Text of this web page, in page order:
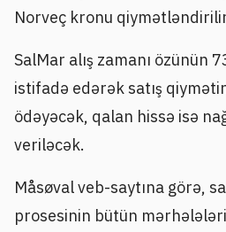
Norveç kronu
SalMar alış zamanı özünün
istifadə edərək satış
ödəyəcək, qalan hissə isə
veriləcək.
Måsøval veb-saytına görə,
prosesinin bütün